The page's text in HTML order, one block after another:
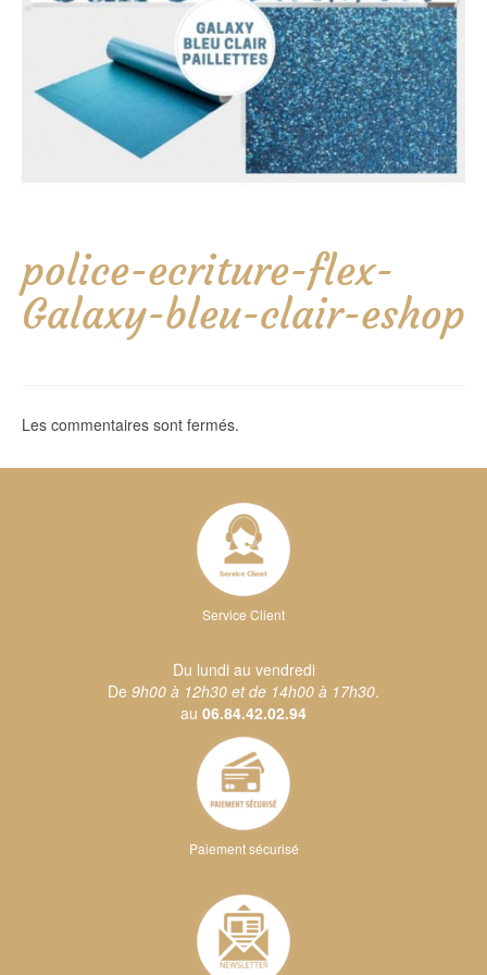
police-ecriture-flex-
Galaxy-bleu-clair-eshop
Les commentaires sont fermés.
Service Client
Du lundi au vendredi
De 9h00 à 12h30 et de 14h00 à 17h30.
au 06.84.42.02.94
Paiement sécurisé